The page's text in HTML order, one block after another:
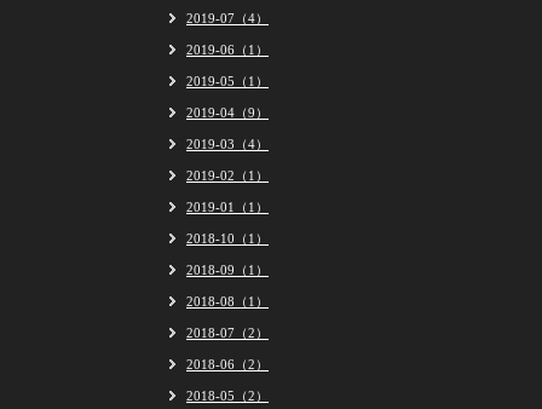
2019-07（4）
2019-06（1）
2019-05（1）
2019-04（9）
2019-03（4）
2019-02（1）
2019-01（1）
2018-10（1）
2018-09（1）
2018-08（1）
2018-07（2）
2018-06（2）
2018-05（2）